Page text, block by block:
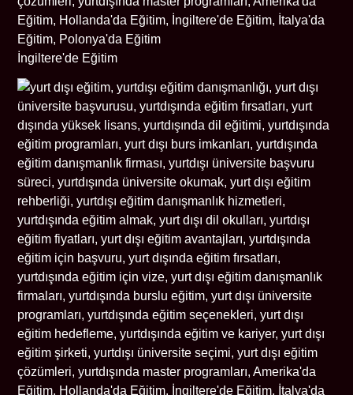
İngiltere'de Eğitim